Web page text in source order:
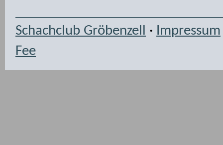
Schachclub Gröbenzell · Impressum
Fee